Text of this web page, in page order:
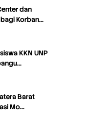
dan
Korban…
KKN UNP
Barat
Mo…